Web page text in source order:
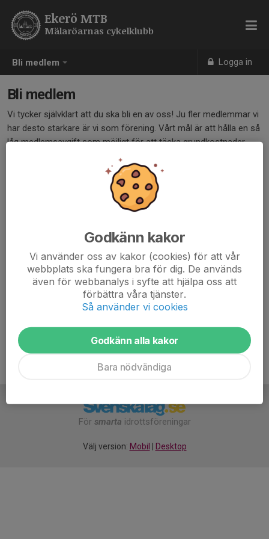
Bli medlem Logga in
Ekerö MTB
Mälaröarnas cykelklubb
Bli medlem
Vi tycker självklart att du ska bli en av oss! Ju fler medlemmar vi
har desto starkare är vi som förening. Vårt mål är att hålla en så
låg medlemsavgift som möjligt för att täcka grundkostnader
(förbundsavgift, bankkostnad).
Klicka på länken nedan för att skicka in en medlemsansökan.
Medlemsavgift
Medlemsavgiften är 100 kr för singelmedlem och 250 kr för
familj. Du betalar via swish eller bankgiro och betalinformation
För smarta idrottsföreningar
Välj version: Mobil Desktop
Godkänn kakor
Vi använder oss av kakor (cookies) för att vår
webbplats ska fungera bra för dig. De används
även för webbanalys i syfte att hjälpa oss att
förbättra våra tjänster.
Så använder vi cookies
Godkänn alla kakor
Bara nödvändiga